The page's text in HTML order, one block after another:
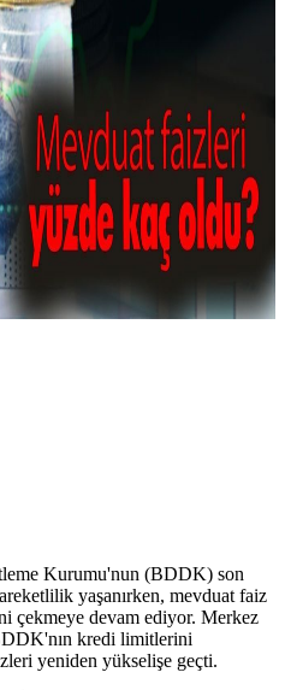
Kurumu'nun (BDDK) son
yaşanırken, mevduat faiz
çekmeye devam ediyor. Merkez
kredi limitlerini
yeniden yükselişe geçti.